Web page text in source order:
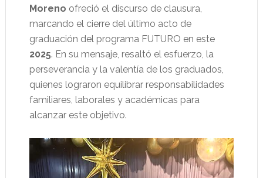
Moreno ofreció el discurso de clausura,
marcando el cierre del último acto de
graduación del programa FUTURO en este
2025. En su mensaje, resaltó el esfuerzo, la
perseverancia y la valentía de los graduados,
quienes lograron equilibrar responsabilidades
familiares, laborales y académicas para
alcanzar este objetivo.